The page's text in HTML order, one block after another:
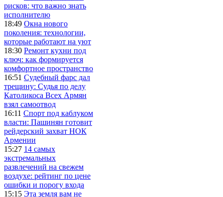
рисков: что важно знать
исполнителю
18:49 Окна нового
поколения: технологии,
которые работают на уют
18:30 Ремонт кухни под
ключ: как формируется
комфортное пространство
16:51 Судебный фарс дал
трещину: Судья по делу
Католикоса Всех Армян
взял самоотвод
16:11 Спорт под каблуком
власти: Пашинян готовит
рейдерский захват НОК
Армении
15:27 14 самых
экстремальных
развлечений на свежем
воздухе: рейтинг по цене
ошибки и порогу входа
15:15 Эта земля вам не